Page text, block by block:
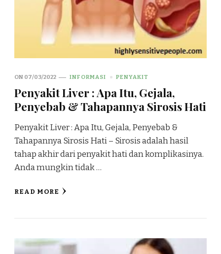
ON 07/03/2022 INFORMASI PENYAKIT
Penyakit Liver : Apa Itu, Gejala,
Penyebab & Tahapannya Sirosis Hati
Penyakit Liver : Apa Itu, Gejala, Penyebab &
Tahapannya Sirosis Hati – Sirosis adalah hasil
tahap akhir dari penyakit hati dan komplikasinya.
Anda mungkin tidak …
READ MORE